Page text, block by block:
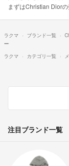
まずはChristian Dior
ラクマ ブランド一覧
ー
ラクマ
カテゴリ一覧
注目ブランド一覧